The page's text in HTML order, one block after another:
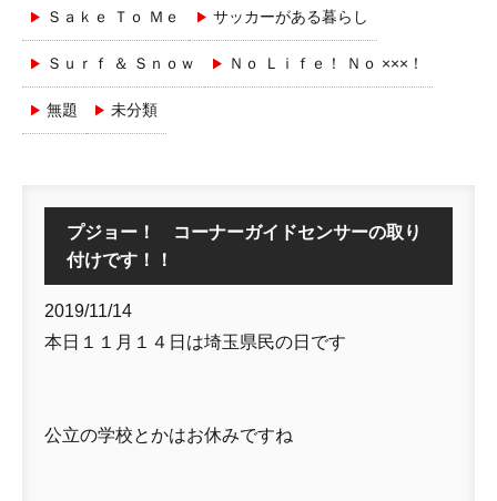
Ｓａｋｅ Ｔｏ Ｍｅ サッカーがある暮らし
Ｓｕｒｆ ＆ Ｓｎｏｗ Ｎｏ Ｌｉｆｅ！ Ｎｏ ×××！
無題 未分類
プジョー！ コーナーガイドセンサーの取り
付けです！！
2019/11/14
本日１１月１４日は埼玉県民の日です
公立の学校とかはお休みですね